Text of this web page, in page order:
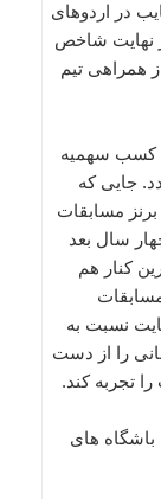
در اردوهای
نهایت شاخص
همراهی تیم
کسب سهمیه
2011 برمی گردد. جایی که
مسابقات
سال بعد
کنار هم
نسبت به
را از دست
تجربه کند.
باشگاه های